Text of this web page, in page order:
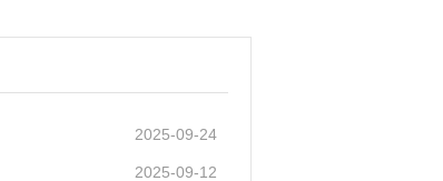
2025-09-24
2025-09-12